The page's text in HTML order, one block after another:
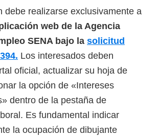
debe realizarse exclusivamente a
web de la Agencia
SENA bajo la solicitud
Los interesados deben
oficial, actualizar su hoja de
la opción de «Intereses
dentro de la pestaña de
Es fundamental indicar
la ocupación de dibujante